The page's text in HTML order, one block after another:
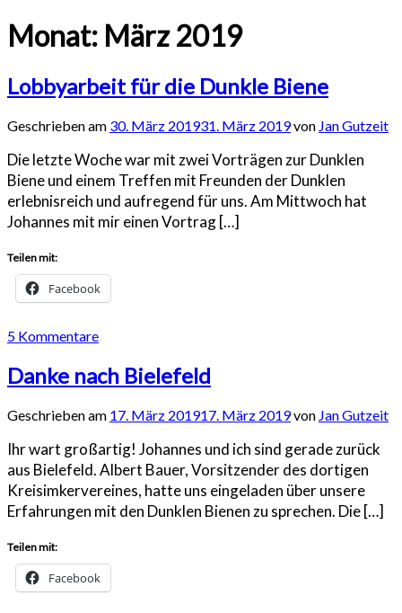
Monat: März 2019
Lobbyarbeit für die Dunkle Biene
Geschrieben am 30. März 201931. März 2019von Jan Gutzeit
Die letzte Woche war mit zwei Vorträgen zur Dunklen
Biene und einem Treffen mit Freunden der Dunklen
erlebnisreich und aufregend für uns. Am Mittwoch hat
Johannes mit mir einen Vortrag […]
Teilen mit:
Facebook
5 Kommentare
Danke nach Bielefeld
Geschrieben am 17. März 201917. März 2019von Jan Gutzeit
Ihr wart großartig! Johannes und ich sind gerade zurück
aus Bielefeld. Albert Bauer, Vorsitzender des dortigen
Kreisimkervereines, hatte uns eingeladen über unsere
Erfahrungen mit den Dunklen Bienen zu sprechen. Die […]
Teilen mit:
Facebook